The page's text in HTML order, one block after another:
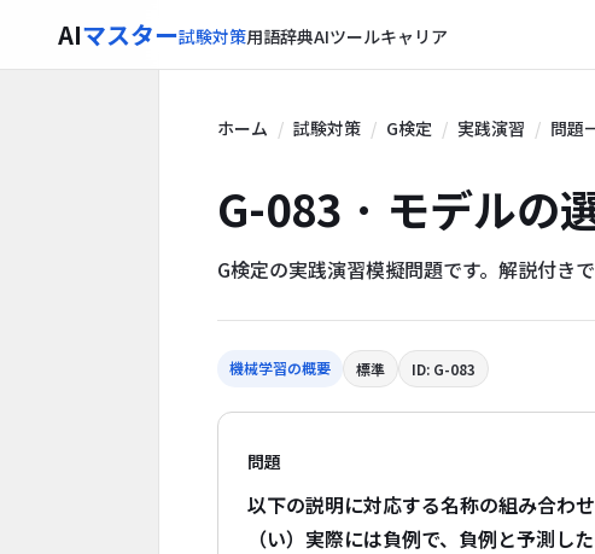
AIマスター試験対策用語辞典AIツールキャリア
ホーム 試験対策 G検定 実践演習 問題
G-083 · モデルの
G検定の実践演習模擬問題です。解説付き
機械学習の概要 標準 ID: G-083
問題
以下の説明に対応する名称の組み合わ
（い）実際には負例で、負例と予測し